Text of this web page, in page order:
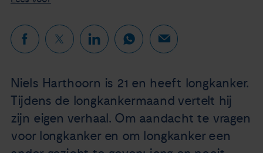
Doneer nu
Agenda
Over ons
Niels Harthoorn is 21 en heeft longkanker.
Tijdens de longkankermaand vertelt hij
zijn eigen verhaal. Om aandacht te vragen
voor longkanker en om longkanker een